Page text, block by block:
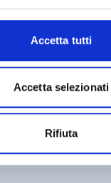
Accetta tutti
Accetta selezionati
Rifiuta
- 011 432 25 12
- 011 432 21 32
432 35 08